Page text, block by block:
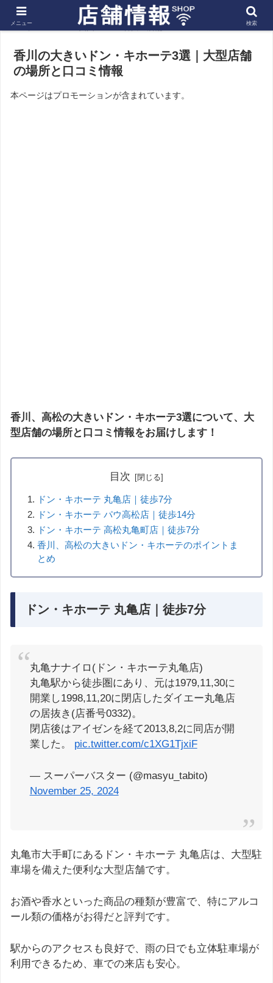
ホーム 四国 香川の店舗
香川の大きいドン・キホーテ3選｜大型店舗
の場所と口コミ情報
本ページはプロモーションが含まれています。
香川、高松の大きいドン・キホーテ3選について、大
型店舗の場所と口コミ情報をお届けします！
目次
ドン・キホーテ 丸亀店｜徒歩7分
ドン・キホーテ パウ高松店｜徒歩14分
ドン・キホーテ 高松丸亀町店｜徒歩7分
香川、高松の大きいドン・キホーテのポイントま
とめ
ドン・キホーテ 丸亀店｜徒歩7分
丸亀ナナイロ(ドン・キホーテ丸亀店)
丸亀駅から徒歩圏にあり、元は1979,11,30に
開業し1998,11,20に閉店したダイエー丸亀店
の居抜き(店番号0332)。
閉店後はアイゼンを経て2013,8,2に同店が開
業した。 pic.twitter.com/c1XG1TjxiF
— スーパーバスター (@masyu_tabito)
November 25, 2024
丸亀市大手町にあるドン・キホーテ 丸亀店は、大型駐
車場を備えた便利な大型店舗です。
お酒や香水といった商品の種類が豊富で、特にアルコ
ール類の価格がお得だと評判です。
駅からのアクセスも良好で、雨の日でも立体駐車場が
利用できるため、車での来店も安心。
メニュー 検索